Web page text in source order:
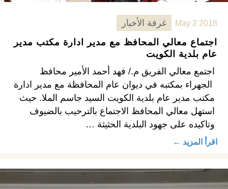
May 2 2018
غرفة الأخبار
اجتماع معالي المحافظ مع مدير ادارة مكتب مدير
عام بلدية الكويت
اجتمع معالي الفريق م./ فهد أحمد الأمير محافظ
الجهراء بمكتبه في ديوان عام المحافظة مع مدير ادارة
مكتب مدير عام بلدية الكويت السيد جاسم الملا. حيث
استهل معالي المحافظ الاجتماع بالترحيب بالضيوف
وتاكيده على جهود البلدية الحثيثة …
اقرأ المزيد ←